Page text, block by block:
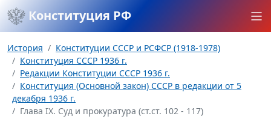
Конституция РФ
История
Конституции СССР и РСФСР (1918-1978)
Конституция СССР 1936 г.
Редакции Конституции СССР 1936 г.
Конституция (Основной закон) СССР в редакции от 5
декабря 1936 г.
Глава IX. Суд и прокуратура (ст.ст. 102 - 117)